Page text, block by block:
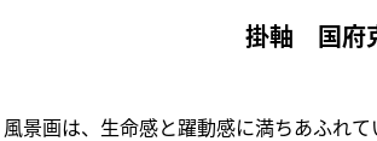
掛軸 国府
景画は、生命感と躍動感に満ちあふれ